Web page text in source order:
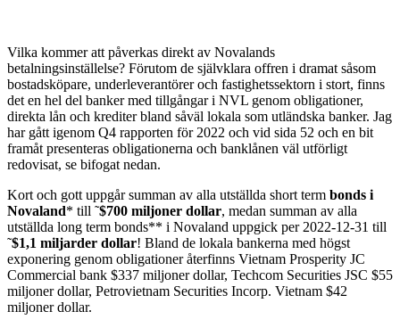
Vilka kommer att påverkas direkt av Novalands
betalningsinställelse? Förutom de självklara offren i dramat såsom
bostadsköpare, underleverantörer och fastighetssektorn i stort, finns
det en hel del banker med tillgångar i NVL genom obligationer,
direkta lån och krediter bland såväl lokala som utländska banker. Jag
har gått igenom Q4 rapporten för 2022 och vid sida 52 och en bit
framåt presenteras obligationerna och banklånen väl utförligt
redovisat, se bifogat nedan.
Kort och gott uppgår summan av alla utställda short term bonds i
Novaland* till ˜$700 miljoner dollar, medan summan av alla
utställda long term bonds** i Novaland uppgick per 2022-12-31 till
˜$1,1 miljarder dollar! Bland de lokala bankerna med högst
exponering genom obligationer återfinns Vietnam Prosperity JC
Commercial bank $337 miljoner dollar, Techcom Securities JSC $55
miljoner dollar, Petrovietnam Securities Incorp. Vietnam $42
miljoner dollar.